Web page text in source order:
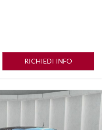
RICHIEDI INFO